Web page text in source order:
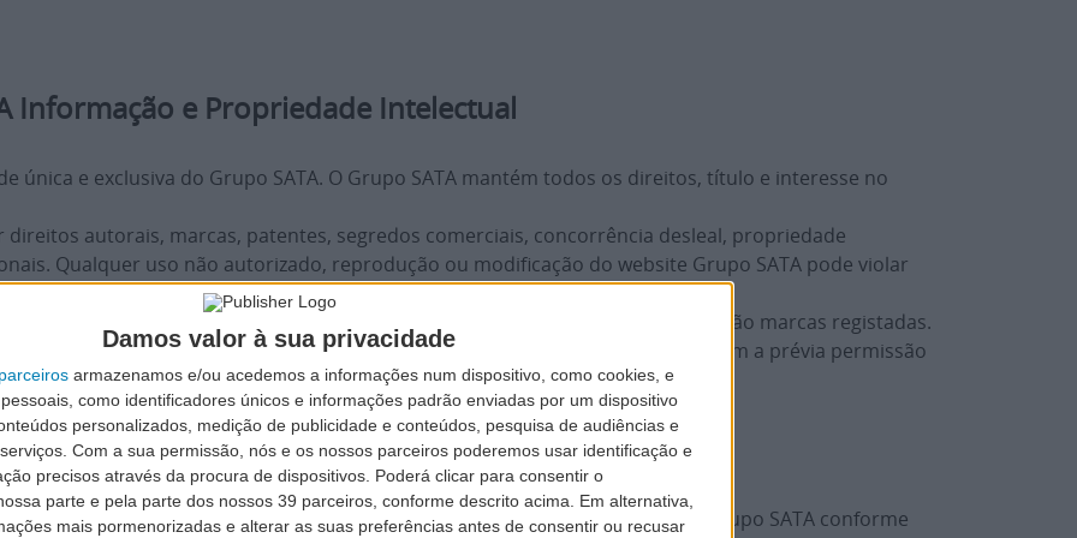
Damos valor à sua privacidade
parceiros armazenamos e/ou acedemos a informações num dispositivo, como cookies, e
como identificadores únicos e informações padrão enviadas por um dispositivo
personalizados, medição de publicidade e conteúdos, pesquisa de audiências e
Com a sua permissão, nós e os nossos parceiros poderemos usar identificação e
precisos através da procura de dispositivos. Poderá clicar para consentir o
parte e pela parte dos nossos 39 parceiros, conforme descrito acima. Em alternativa,
mais pormenorizadas e alterar as suas preferências antes de consentir ou recusar
Informação e Propriedade Intelectual
única e exclusiva do Grupo SATA. O Grupo SATA mantém todos os direitos, título e interesse no
direitos autorais, marcas, patentes, segredos comerciais, concorrência desleal, propriedade
Qualquer uso não autorizado, reprodução ou modificação do website Grupo SATA pode violar
neste website, que são exibidas, ou utilizadas nos websites Grupo SATA são marcas registadas.
reproduzidas, utilizadas, modificadas ou distribuídas de qualquer forma sem a prévia permissão
pelo Grupo SATA
pessoal, não exclusiva, intransferível e revogável para usar o website Grupo SATA conforme